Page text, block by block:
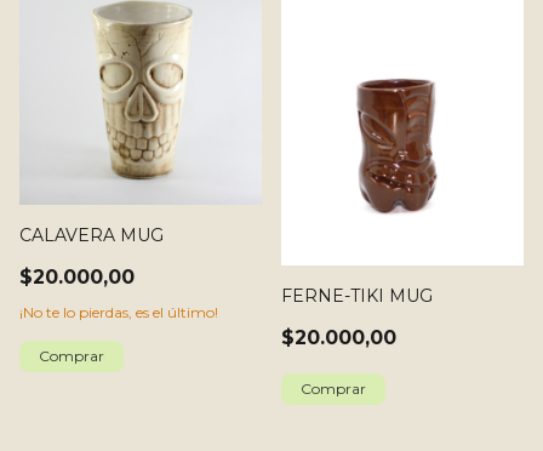
CALAVERA MUG
$20.000,00
¡No te lo pierdas, es el último!
FERNE-TIKI MUG
$20.000,00